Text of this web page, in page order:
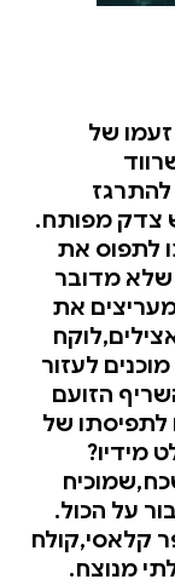
את זעמו של
להתרגז
צדק מפותח.
לתפוס את
שלא מדובר
את
לעזור
הזועם
לתפיסתו של
מידיו?
על הכול.
קלאסי,קולח
מנוצח.